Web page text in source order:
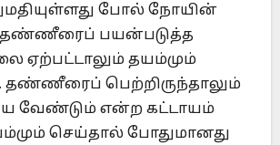
போல் நோயின்
தண்ணீரைப் பயன்படுத்த
ஏற்பட்டாலும் தயம்மும்
தண்ணீரைப் பெற்றிருந்தாலும்
வேண்டும் என்ற கட்டாயம்
செய்தால் போதுமானது